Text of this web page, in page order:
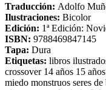
Traducción: Adolfo
Ilustraciones: Bicolor
Edición: 1ª Edición:
ISBN: 9788469847145
Tapa: Dura
Etiquetas: libros
crossover 14 años 15 años
miedo monstruos seres